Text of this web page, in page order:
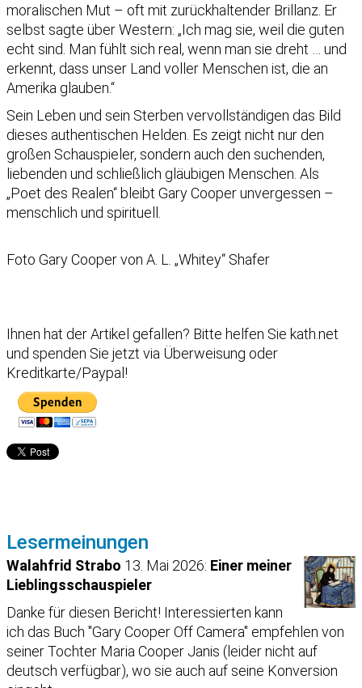
moralischen Mut – oft mit zurückhaltender Brillanz. Er
selbst sagte über Western: „Ich mag sie, weil die guten
echt sind. Man fühlt sich real, wenn man sie dreht … und
erkennt, dass unser Land voller Menschen ist, die an
Amerika glauben.“
Sein Leben und sein Sterben vervollständigen das Bild
dieses authentischen Helden. Es zeigt nicht nur den
großen Schauspieler, sondern auch den suchenden,
liebenden und schließlich gläubigen Menschen. Als
„Poet des Realen“ bleibt Gary Cooper unvergessen –
menschlich und spirituell.
Foto Gary Cooper von A. L. „Whitey“ Shafer
Ihnen hat der Artikel gefallen? Bitte helfen Sie kath.net
und spenden Sie jetzt via Überweisung oder
Kreditkarte/Paypal!
Lesermeinungen
Walahfrid Strabo 13. Mai 2026: Einer meiner
Lieblingsschauspieler
Danke für diesen Bericht! Interessierten kann
ich das Buch "Gary Cooper Off Camera" empfehlen von
seiner Tochter Maria Cooper Janis (leider nicht auf
deutsch verfügbar), wo sie auch auf seine Konversion